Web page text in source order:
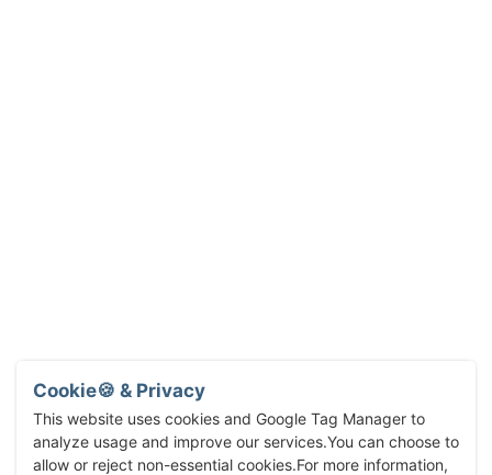
Cookie🍪 & Privacy
This website uses cookies and Google Tag Manager to
analyze usage and improve our services.You can choose to
allow or reject non-essential cookies.For more information,